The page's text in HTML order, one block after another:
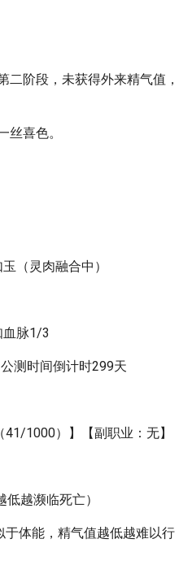
二阶段，未获得外来精气值，
丝喜色。
（灵肉融合中）
血脉1/3
测时间倒计时299天
1000）】【副职业：无】
越濒临死亡）
体能，精气值越低越难以行